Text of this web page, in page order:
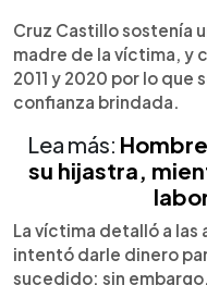
Cruz Castillo sostenía
madre de la víctima, y
2011 y 2020 por lo que
confianza brindada.
Lea más:
su hijastra,
La víctima detalló a
intentó darle dinero
sucedido; sin